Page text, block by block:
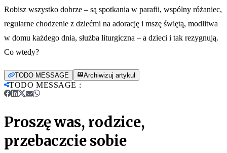
Robisz wszystko dobrze – są spotkania w parafii, wspólny różaniec,
regularne chodzenie z dziećmi na adorację i mszę świętą, modlitwa
w domu każdego dnia, służba liturgiczna – a dzieci i tak rezygnują.
Co wtedy?
TODO MESSAGE Archiwizuj artykuł
TODO MESSAGE :
Proszę was, rodzice,
przebaczcie sobie